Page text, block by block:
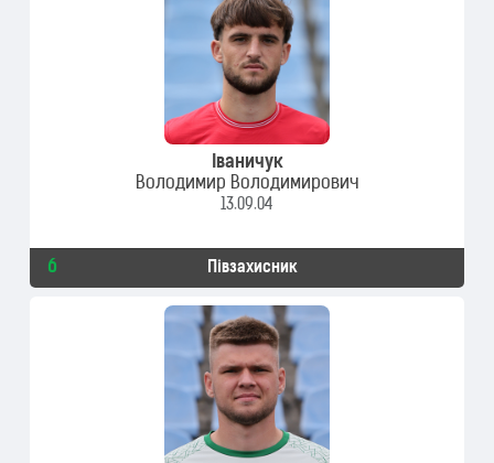
Іваничук
Володимир Володимирович
13.09.04
6 Півзахисник